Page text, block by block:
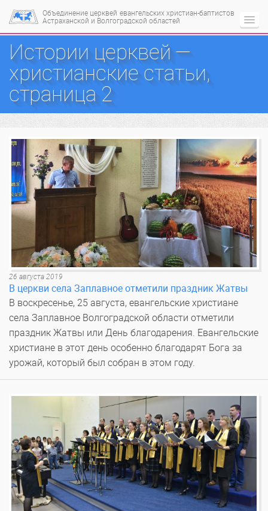
Объединение церквей евангельских христиан-баптистов
Астраханской и Волгоградской областей
Истории церквей —
христианские статьи,
страница 2
26 августа 2019
В церкви села Заплавное отметили праздник Жатвы
В воскресенье, 25 августа, евангельские христиане
села Заплавное Волгоградской области отметили
праздник Жатвы или День благодарения. Евангельские
христиане в этот день особенно благодарят Бога за
урожай, который был собран в этом году.